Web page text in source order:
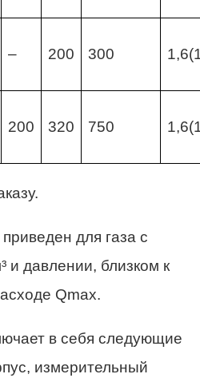
– 200 300
200 320 750
для газа с
и давлении, близком к
Qmaх.
в себя следующие
измерительный